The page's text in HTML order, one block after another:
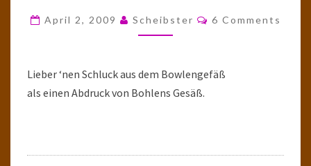
April 2, 2009 Scheibster Comments
6 Comments
Lieber ‘nen Schluck aus dem Bowlengefäß
als einen Abdruck von Bohlens Gesäß.